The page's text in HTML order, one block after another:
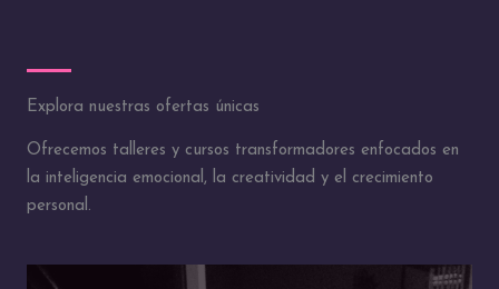
Explora nuestras ofertas únicas
Ofrecemos talleres y cursos transformadores enfocados en
la inteligencia emocional, la creatividad y el crecimiento
personal.